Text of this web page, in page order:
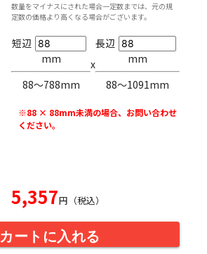
数量をマイナスにされた場合一定数までは、元の規
定数の価格より高くなる場合がございます。
短辺
mm
88〜788mm
x
長辺
mm
88〜1091mm
※88 × 88mm未満の場合、お問い合わせ
ください。
5,357円（税込）
カートに入れる